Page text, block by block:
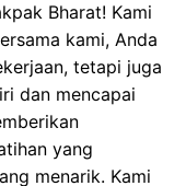
Bharat! Kami
kami, Anda
tetapi juga
dan mencapai
yang
menarik. Kami